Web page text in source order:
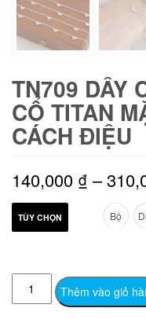
TN709 DÂY
CỔ TITAN
CÁCH ĐIỆU
140,000 ₫ –
TÙY CHỌN Bộ
TN709
Dây
Thêm vào giỏ